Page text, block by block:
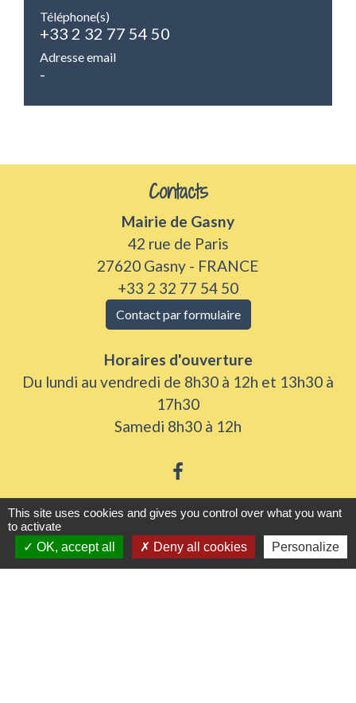
Téléphone(s)
+33 2 32 77 54 50
Adresse email
-
Contacts
Mairie de Gasny
42 rue de Paris
27620 Gasny - FRANCE
+33 2 32 77 54 50
Contact par formulaire
Horaires d'ouverture
Du lundi au vendredi de 8h30 à 12h et 13h30 à
17h30
Samedi 8h30 à 12h
Liens utiles
Seine Normandie Agglomération
This site uses cookies and gives you control over what you want
to activate
OK, accept all
Deny all cookies Personalize